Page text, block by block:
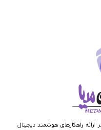
مدیا از سال ۱۳۸۶ پیشرو در ارائه راهکارهای هوشمند دیجیتال